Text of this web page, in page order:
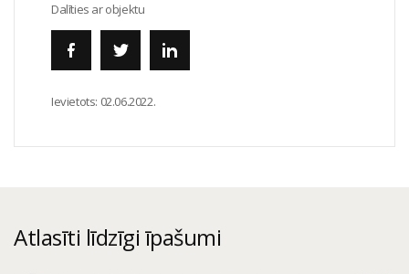
Dalīties ar objektu
Ievietots: 02.06.2022.
Atlasīti līdzīgi īpašumi